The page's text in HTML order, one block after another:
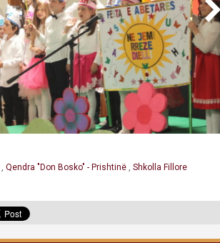
, Qendra "Don Bosko" - Prishtinë , Shkolla Fillore